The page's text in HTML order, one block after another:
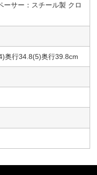
ーサー：スチール製 クロ
奥行34.8(5)奥行39.8cm